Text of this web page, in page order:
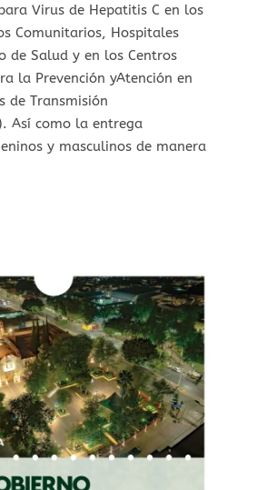
Virus de Hepatitis C en los
Comunitarios, Hospitales
de Salud y en los Centros
la Prevención yAtención en
de Transmisión
Así como la entrega
y masculinos de manera